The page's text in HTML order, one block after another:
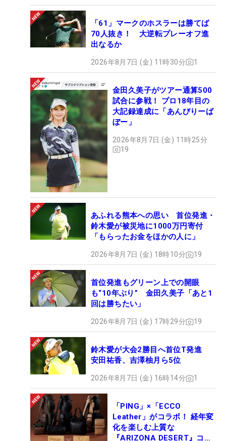
「61」マークのホスラーは勝てば
70人抜き！ 大逆転プレーオフ進
出なるか
2026年8月7日 (金) 11時30分 1
金田久美子がツアー通算500
試合に参戦！ プロ18年目の
大記録達成に「あんびりーば
ぼー」
2026年8月7日 (金) 11時25分
19
あふれる熊本への思い 首位発進・
鈴木愛が被災地に1000万円寄付
「もらったお金をほかの人に」
2026年8月7日 (金) 18時10分 19
首位発進もグリーン上での開眼
も“10年ぶり” 金田久美子「あと1
回は勝ちたい」
2026年8月7日 (金) 17時29分 19
鈴木愛が大会2勝目へ首位T発進
安田祐香、吉澤柚月ら5位
2026年8月7日 (金) 16時14分 1
「PING」×「ECCO
Leather」がコラボ！ 経年変
化を楽しむ上質な
『ARIZONA DESERT』コレ